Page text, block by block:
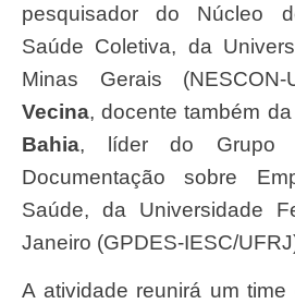
pesquisador do Núcleo
Saúde Coletiva, da
Minas Gerais (NESCON-
Vecina, docente também
Bahia, líder do Grupo
Documentação sobre
Saúde, da Universidade
Janeiro (GPDES-IESC/
A atividade reunirá um time de debatedores e